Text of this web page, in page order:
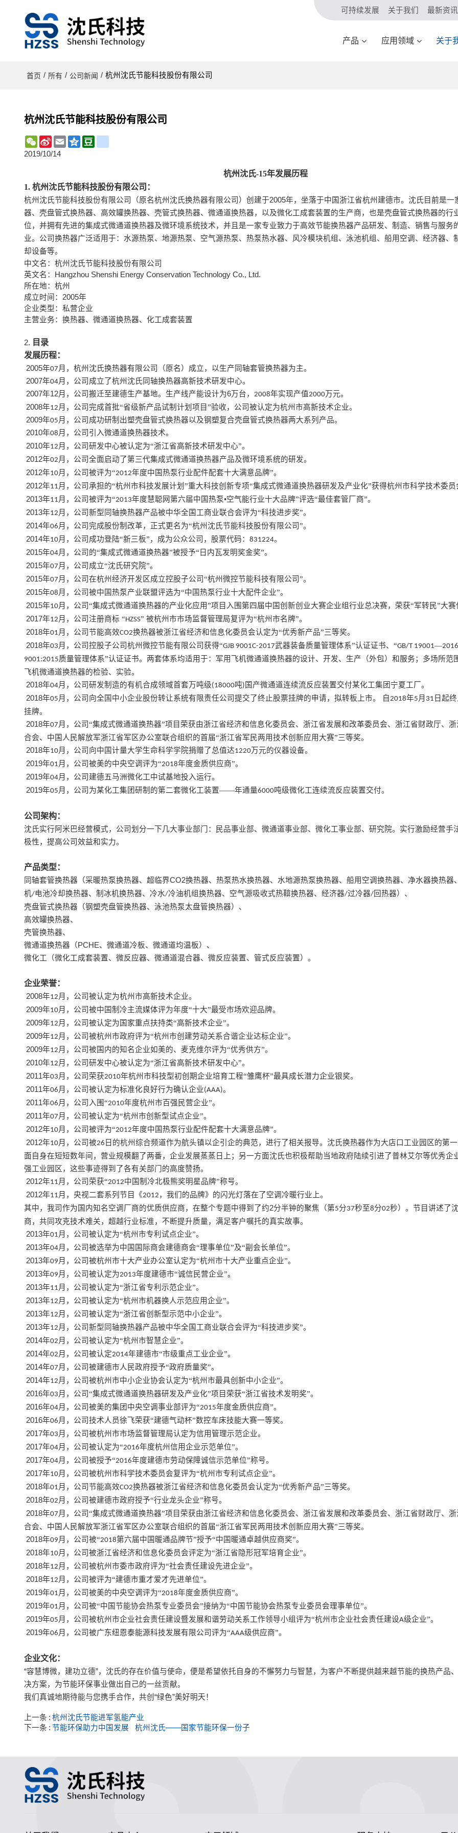
可持续发展 关于我们 最新资讯
产品 应用领域 关于
首页 / 所有 / 公司新闻 / 杭州沈氏节能科技股份有限公司
杭州沈氏节能科技股份有限公司
WeChat
Sina
Weibo
EmailQzoneDouban
2019/10/14
杭州沈氏-15年发展历程
1. 杭州沈氏节能科技股份有限公司：
杭州沈氏节能科技股份有限公司（原名杭州沈氏换热器有限公司 ）创建于2005年， 坐落于中国浙江省杭州建德市。 沈氏目前是一
器、壳盘管式换热器、高效罐换热器、壳管式换热器、微通道换热器，以及微化工成套装置的生产商，也是壳盘管式换热器的行
位，并拥有先进的集成式微通道换热器及微环境系统技术，并且是一家专业致力于高效节能换热器产品研发、制造、销售与服务
业。公司换热器广泛适用于：水源热泵、地源热泵、空气源热泵、热泵热水器、风冷模块机组、泳池机组、船用空调、经济器、
却设备等。
中文名：杭州沈氏节能科技股份有限公司
英文名：
Hangzhou Shenshi Energy Conservation Technology Co., Ltd.
所在地：杭州
成立时间： 2005年
企业类型：私营企业
主营业务：换热器、微通道换热器、化工成套装置
2. 目录
发展历程：
2005年07月， 杭州沈氏换热器有限公司
（原名）成立，以生产同轴套管换热器为主。
2007年04月，公司成立了杭州沈氏同轴换热器高新技术研发中心。
2007年12月，公司搬迁至建德生产基地。生产线产能设计为6万台， 2008年实现产值2000万元。
2008年12月，公司完成首批“省级新产品试制计划项目”验收，公司被认定为杭州市高新技术企业。
2009年05月，公司成功研制出塑壳盘管式换热器以及钢塑复合壳盘管式换热器两大系列产品。
2010年08月，公司引入微通道换热器技术。
2010年12月，公司研发中心被认定为“浙江省高新技术研发中心”。
2012年02月，公司全面启动了第三代集成式微通道换热器产品及微环境系统的研发。
2012年10月，公司被评为“2012年度中国热泵行业配件配套十大满意品牌”。
2012年11月，公司承担的“杭州市科技发展计划”重大科技创新专项“集成式微通道换热器研发及产业化”获得杭州市科学技术委员
2013年11月，公司被评为“2013年度慧聪网第六届中国热泵•空气能行业十大品牌”评选“最佳套管厂商”。
2013年12月，公司新型同轴换热器产品被中华全国工商业联合会评为“科技进步奖”。
2014年06月，公司完成股份制改革，正式更名为“杭州沈氏节能科技股份有限公司”。
2014年10月，公司成功登陆“新三板”，成为公众公司，股票代码： 831224。
2015年04月，公司的“集成式微通道换热器”被授予“日内瓦发明奖金奖”。
2015年07月，公司成立“沈氏研究院”。
2015年07月，公司在杭州经济开发区成立控股子公司“杭州微控节能科技有限公司”。
2015年08月，公司被中国热泵产业联盟评选为“中国热泵行业十大配件企业”。
2015年10月，公司“集成式微通道换热器的产业化应用”项目入围第四届中国创新创业大赛企业组行业总决赛，荣获“军转民”大赛
2017年12月，公司注册商标 “HZSS” 被杭州市市场监督管理局复评为“杭州市名牌”。
2018年01月，公司节能高效CO2换热器被浙江省经济和信息化委员会认定为“优秀新产品”三等奖。
2018年03月，公司控股子公司杭州微控节能有限公司获得“GJB 9001C-2017武器装备质量管理体系”认证证书、“GB/T 19001—
9001:2015质量管理体系”认证证书。两套体系均适用于：军用飞机微通道换热器的设计、开发、生产（外包）和服务；多场所范
飞机微通道换热器的检验、实验。
2018年04月，公司研发制造的有机合成领域首套万吨级(18000吨) 国产微通道连续流反应装置交付某化工集团宁夏工厂。
2018年05月，公司向全国中小企业股份转让系统有限责任公司提交了终止股票挂牌的申请，拟转板上市。 自 2018年5月 31 日起
挂牌。
2018年07月，公司“集成式微通道换热器”项目荣获由浙江省经济和信息化委员会、浙江省发展和改革委员会、浙江省财政厅、
合会、中国人民解放军浙江省军区办公室联合组织的首届“浙江省军民两用技术创新应用大赛”三等奖。
2018年10月，公司向中国计量大学生命科学学院捐赠了总值达1220万元的仪器设备。
2019年01月，公司被美的中央空调评为“2018年度金质供应商”。
2019年04月，公司建德五马洲微化工中试基地投入运行。
2019年05月，公司为某化工集团研制的第二套微化工装置——年通量6000吨级微化工连续流反应装置交付。
公司架构：
沈氏实行阿米巴经营模式，公司划分一下几大事业部门：民品事业部、微通道事业部、微化工事业部、研究院。实行激励经营手
极性，提高公司效益和实力。
产品类型：
同轴套管换热器（采暖热泵换热器、超临界CO2换热器、热泵热水换热器、水地源热泵换热器、船用空调换热器、净水器换热器
机/电池冷却换热器、制冰机换热器、冷水/冷油机组换热器、空气源吸收式热鞥换热器、经济器/过冷器/回热器）、
壳盘管式换热器（钢塑壳盘管换热器、泳池热泵太盘管换热器）、
高效罐换热器、
壳管换热器、
微通道换热器（PCHE、微通道冷板、微通道均温板）、
微化工（微化工成套装置、微反应器、微通道混合器、微反应装置、管式反应装置）。
企业荣誉：
2008年12月，公司被认定为杭州市高新技术企业。
2009年10月，公司被中国制冷主流媒体评为年度“十大”最受市场欢迎品牌。
2009年12月，公司被认定为国家重点扶持类“高新技术企业”。
2009年12月，公司被杭州市政府评为“杭州市创建劳动关系合谐企业达标企业”。
2009年12月，公司被国内的知名企业如美的、麦克维尔评为“优秀供方”。
2010年12月，公司研发中心被认定为“浙江省高新技术研发中心”。
2011年03月，公司荣获2010年杭州市科技型初创期企业培育工程“雏鹰杯”最具成长潜力企业银奖。
2011年06月，公司被认定为标准化良好行为确认企业(AAA)。
2011年06月，公司入围“2010年度杭州市百强民营企业”。
2011年07月，公司被认定为“杭州市创新型试点企业”。
2012年10月，公司被评为“2012年度中国热泵行业配件配套十大满意品牌”。
2012年10月，公司被26 日的杭州综合频道作为航头镇以企引企的典范，进行了相关报导。沈氏换热器作为大店口工业园区的第
面自身在短短数年间，营业规模翻了两番，企业发展蒸蒸日上；另一方面沈氏也积极帮助当地政府陆续引进了普林艾尔等优秀企
强工业园区，这些事迹得到了各有关部门的高度赞扬。
2012年11月，公司荣获“2012中国制冷北极熊奖明星品牌”称号。
2012年11月，央视二套系列节目《2012 ，我们的品牌》的闪光灯落在了空调冷暖行业上。
其中，我司作为国内知名空调厂商的优质供应商，在整个专题中得到了约2分半钟的聚焦（第5分37秒至8分02秒）。节目讲述了
商，共同攻克技术难关，超越行业标准，不断提升质量，满足客户嘱托的真实故事。
2013年01月，公司被认定为“杭州市专利试点企业”。
2013年04月，公司被选举为中国国际商会建德商会“理事单位”及“副会长单位”。
2013年09月，公司被杭州市十大产业办公室认定为“杭州市十大产业重点企业”。
2013年09月，公司被认定为2013年度建德市“诚信民营企业”。
2013年11月，公司被认定为“浙江省专利示范企业”。
2013年12月，公司被认定为“杭州市机器换人示范应用企业”。
2013年12月，公司被认定为“浙江省创新型示范中小企业”。
2013年12月，公司新型同轴换热器产品被中华全国工商业联合会评为“科技进步奖”。
2014年02月，公司被认定为“杭州市智慧企业”。
2014年02月，公司被认定2014年建德市“市级重点工业企业”。
2014年07月，公司被建德市人民政府授予“政府质量奖”。
2014年12月，公司被杭州市中小企业协会认定为“杭州市最具创新中小企业”。
2016年03月，公司“集成式微通道换热器研发及产业化”项目荣获“浙江省技术发明奖”。
2016年04月，公司被美的集团中央空调事业部评为“2015年度金质供应商”。
2016年06月，公司技术人员徐飞荣获“建德气动杯”数控车床技能大赛一等奖。
2017年03月，公司被杭州市市场监督管理局认定为信用管理示范企业。
2017年04月，公司被认定为“2016年度杭州信用企业示范单位”。
2017年04月，公司被授予“2016年度建德市劳动保障诚信示范单位”称号。
2017年10月，公司被杭州市科学技术委员会复评为“杭州市专利试点企业”。
2018年01月，公司节能高效CO2换热器被浙江省经济和信息化委员会认定为“优秀新产品”三等奖。
2018年02月，公司被建德市政府授予“行业龙头企业”称号。
2018年07月，公司“集成式微通道换热器”项目荣获由浙江省经济和信息化委员会、浙江省发展和改革委员会、浙江省财政厅、
合会、中国人民解放军浙江省军区办公室联合组织的首届“浙江省军民两用技术创新应用大赛”三等奖。
2018年09月，公司被“2018第六届中国暖通品牌节”授予“中国暖通卓越供应商奖”。
2018年10月，公司被浙江省经济和信息化委员会评定为“浙江省隐形冠军培育企业”。
2018年12月，公司被杭州市委市政府评为“社会责任建设先进企业”。
2018年12月，公司被评为“建德市重才爱才先进单位”。
2019年01月，公司被美的中央空调评为“2018年度金质供应商”。
2019年01月，公司被“中国节能协会热泵专业委员会”接纳为“中国节能协会热泵专业委员会理事单位”。
2019年05月，公司被杭州市企业社会责任建设暨发展和谐劳动关系工作领导小组评为“杭州市企业社会责任建设A级企业”。
2019年06月，公司被广东纽恩泰能源科技发展有限公司评为“AAA级供应商”。
企业文化：
“容慧博微，建功立德”，沈氏的存在价值与使命，便是希望依托自身的不懈努力与智慧，为客户不断提供越来越节能的换热产品
决方案，为节能环保事业做出自己的一丝贡献。
我们真诚地期待能与您携手合作，共创 “绿色”美好明天！
上一条
杭州沈氏节能进军氢能产业
下一条
节能环保助力中国发展   杭州沈氏——国家节能环保一份子